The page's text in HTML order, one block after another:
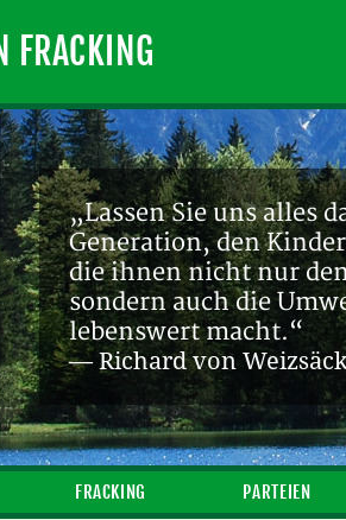
FRACKING
„Lassen Sie uns alles
Generation, den
die ihnen nicht nur
sondern auch die
lebenswert macht.“
— Richard von
FRACKING PARTEIEN